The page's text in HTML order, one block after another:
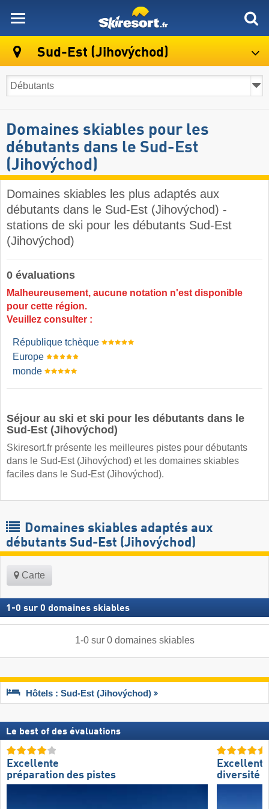
Sud-Est (Jihovýchod)
Domaines skiables pour les
débutants dans le Sud-Est
(Jihovýchod)
Domaines skiables les plus adaptés aux
débutants dans le Sud-Est (Jihovýchod) -
stations de ski pour les débutants Sud-Est
(Jihovýchod)
0 évaluations
Malheureusement, aucune notation n'est disponible
pour cette région.
Veuillez consulter :
République tchèque
Europe
monde
Séjour au ski et ski pour les débutants dans le
Sud-Est (Jihovýchod)
Skiresort.fr présente les meilleures pistes pour débutants
dans le Sud-Est (Jihovýchod) et les domaines skiables
faciles dans le Sud-Est (Jihovýchod).
Domaines skiables adaptés aux
débutants Sud-Est (Jihovýchod)
Carte
1 -0 sur 0 domaines skiables
1-0sur 0 domaines skiables
Hôtels : Sud-Est (Jihovýchod)
Le best of des évaluations
Excellente
préparation des pistes
Excellente
diversité